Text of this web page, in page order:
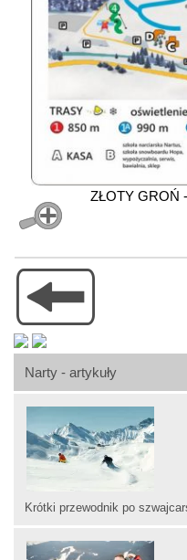
Narty - artykuły
Krótki przewodnik po
ZŁOTY GROŃ